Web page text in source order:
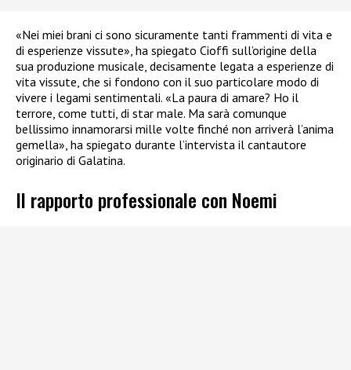
«Nei miei brani ci sono sicuramente tanti frammenti di vita e
di esperienze vissute», ha spiegato Cioffi sull’origine della
sua produzione musicale, decisamente legata a esperienze di
vita vissute, che si fondono con il suo particolare modo di
vivere i legami sentimentali. «La paura di amare? Ho il
terrore, come tutti, di star male. Ma sarà comunque
bellissimo innamorarsi mille volte finché non arriverà l’anima
gemella», ha spiegato durante l’intervista il cantautore
originario di Galatina.
Il rapporto professionale con Noemi